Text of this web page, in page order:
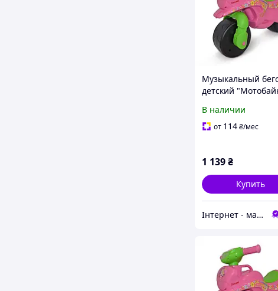
Музыкальный
детский
2 лет, на батареках,
70х25х55 см.,
В наличии
от 114₴/мес
1 139₴
Купить
Інтернет - магазин "Lion"